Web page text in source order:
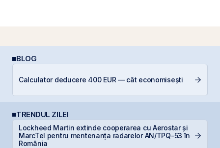
BLOG
Calculator deducere 400 EUR — cât economisești
TRENDUL ZILEI
Lockheed Martin extinde cooperarea cu Aerostar și
MarcTel pentru mentenanța radarelor AN/TPQ-53 în
România